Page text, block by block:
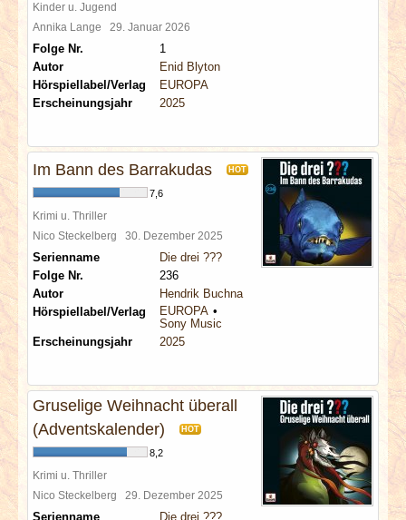
Kinder u. Jugend
Annika Lange 29. Januar 2026
Folge Nr.
1
Autor
Enid Blyton
Hörspiellabel/Verlag
EUROPA
Erscheinungsjahr
2025
Im Bann des Barrakudas HOT
7,6
Krimi u. Thriller
Nico Steckelberg 30. Dezember 2025
Serienname
Die drei ???
Folge Nr.
236
Autor
Hendrik Buchna
Hörspiellabel/Verlag
EUROPA
Sony Music
Erscheinungsjahr
2025
Gruselige Weihnacht überall
(Adventskalender)
HOT
8,2
Krimi u. Thriller
Nico Steckelberg 29. Dezember 2025
Serienname
Die drei ???